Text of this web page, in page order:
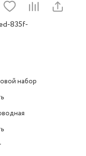
835f-
набор